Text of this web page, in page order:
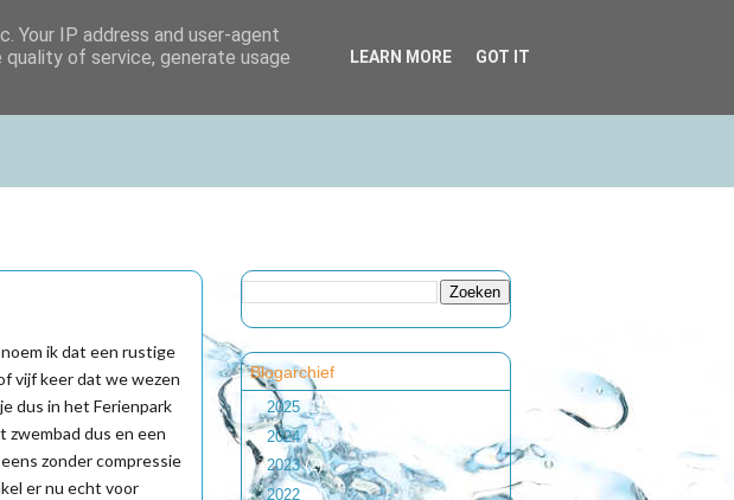
ik dat een rustige
vijf keer dat we wezen
dus in het Ferienpark
zwembad dus en een
zonder compressie
er nu echt voor
Blogarchief
2025 (1)
► 2024(1)
►2023(2)
►2022
(1)
Your IP address and user-agent
of service, generate usage
LEARN MORE GOT IT